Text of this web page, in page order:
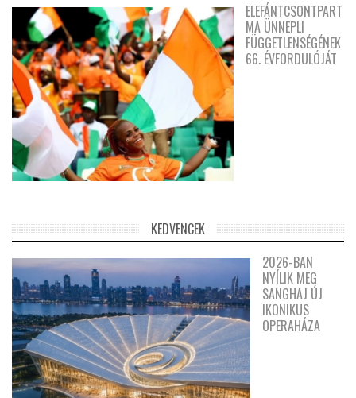
ELEFÁNTCSONTPART
MA ÜNNEPLI
FÜGGETLENSÉGÉNEK
66. ÉVFORDULÓJÁT
KEDVENCEK
2026-BAN
NYÍLIK MEG
SANGHAJ ÚJ
IKONIKUS
OPERAHÁZA